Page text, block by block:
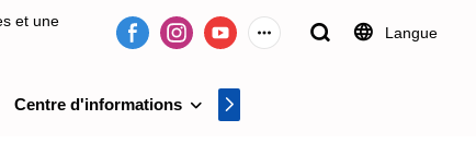
et une
Langue
Centre d'informations